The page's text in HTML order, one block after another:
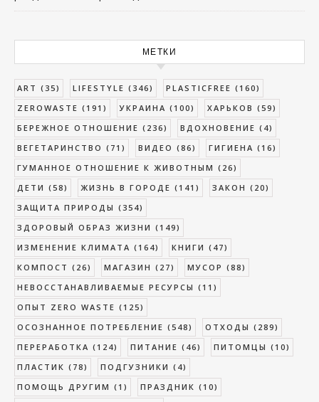
МЕТКИ
ART (35) LIFESTYLE (346) PLASTICFREE (160)
ZEROWASTE (191) УКРАИНА (100) ХАРЬКОВ (59)
БЕРЕЖНОЕ ОТНОШЕНИЕ (236) ВДОХНОВЕНИЕ (4)
ВЕГЕТАРИНСТВО (71) ВИДЕО (86) ГИГИЕНА (16)
ГУМАННОЕ ОТНОШЕНИЕ К ЖИВОТНЫМ (26)
ДЕТИ (58) ЖИЗНЬ В ГОРОДЕ (141) ЗАКОН (20)
ЗАЩИТА ПРИРОДЫ (354)
ЗДОРОВЫЙ ОБРАЗ ЖИЗНИ (149)
ИЗМЕНЕНИЕ КЛИМАТА (164) КНИГИ (47)
КОМПОСТ (26) МАГАЗИН (27) МУСОР (88)
НЕВОССТАНАВЛИВАЕМЫЕ РЕСУРСЫ (11)
ОПЫТ ZERO WASTE (125)
ОСОЗНАННОЕ ПОТРЕБЛЕНИЕ (548) ОТХОДЫ (289)
ПЕРЕРАБОТКА (124) ПИТАНИЕ (46) ПИТОМЦЫ (10)
ПЛАСТИК (78) ПОДГУЗНИКИ (4)
ПОМОЩЬ ДРУГИМ (1) ПРАЗДНИК (10)